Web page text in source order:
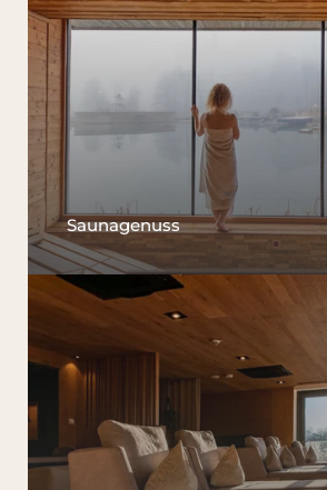
Das Wald Spa Resort
Zimmer & Preise
Wellness
Kulinarium
Saunagenuss